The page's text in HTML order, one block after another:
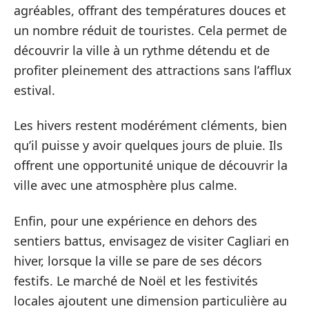
agréables, offrant des températures douces et
un nombre réduit de touristes. Cela permet de
découvrir la ville à un rythme détendu et de
profiter pleinement des attractions sans l’afflux
estival.
Les hivers restent modérément cléments, bien
qu’il puisse y avoir quelques jours de pluie. Ils
offrent une opportunité unique de découvrir la
ville avec une atmosphère plus calme.
Enfin, pour une expérience en dehors des
sentiers battus, envisagez de visiter Cagliari en
hiver, lorsque la ville se pare de ses décors
festifs. Le marché de Noël et les festivités
locales ajoutent une dimension particulière au